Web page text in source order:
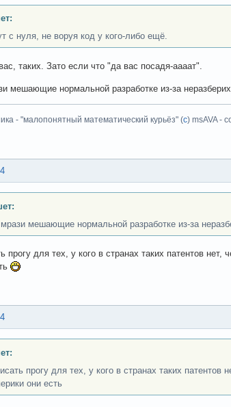
с нуля, не воруя код у кого-либо ещё.
таких. Зато если что "да вас посадя-аааат".
мешающие нормальной разработке из-за
- "малопонятный математический курьёз" (с) msAVA -
мешающие нормальной разработке из-за
для тех, у кого в странах таких патентов нет,
прогу для тех, у кого в странах таких патентов
они есть